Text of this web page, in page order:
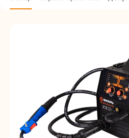
СЕЛЬХОЗТЕХНИКА
ОБОРУДОВАНИЕ